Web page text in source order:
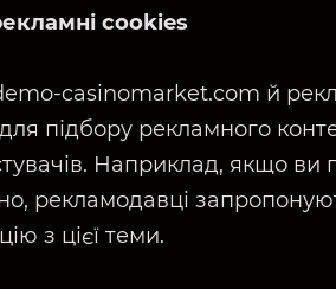
cookies
casinomarket.com й
підбору рекламного
Наприклад, якщо ви
рекламодавці
з цієї теми.